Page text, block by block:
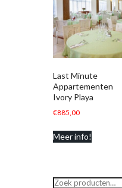
Last Minute
Appartementen
Ivory Playa
€885,00
Meer info!
Zoeken